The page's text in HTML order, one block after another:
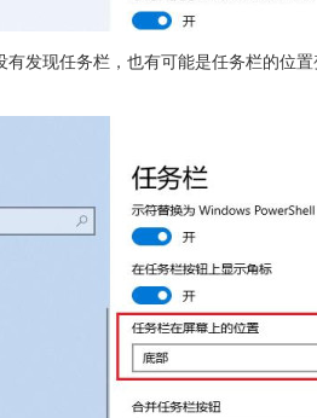
有发现任务栏，也有可能是任务栏的位